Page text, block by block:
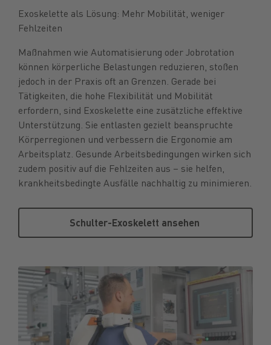
Exoskelette als Lösung: Mehr Mobilität, weniger
Fehlzeiten
Maßnahmen wie Automatisierung oder Jobrotation
können körperliche Belastungen reduzieren, stoßen
jedoch in der Praxis oft an Grenzen. Gerade bei
Tätigkeiten, die hohe Flexibilität und Mobilität
erfordern, sind Exoskelette eine zusätzliche effektive
Unterstützung. Sie entlasten gezielt beanspruchte
Körperregionen und verbessern die Ergonomie am
Arbeitsplatz. Gesunde Arbeitsbedingungen wirken sich
zudem positiv auf die Fehlzeiten aus – sie helfen,
krankheitsbedingte Ausfälle nachhaltig zu minimieren.
Schulter-Exoskelett ansehen
Schulter-Exoskelett ansehen